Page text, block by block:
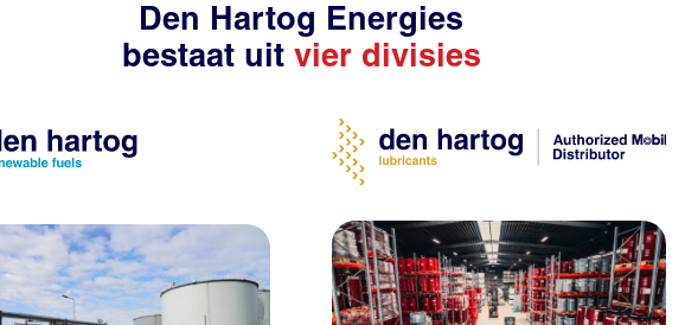
Den Hartog Energies
bestaat uit vier divisies